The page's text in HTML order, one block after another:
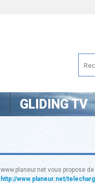
GLIDING TV
www.planeur.net vous propose
http://www.planeur.net/